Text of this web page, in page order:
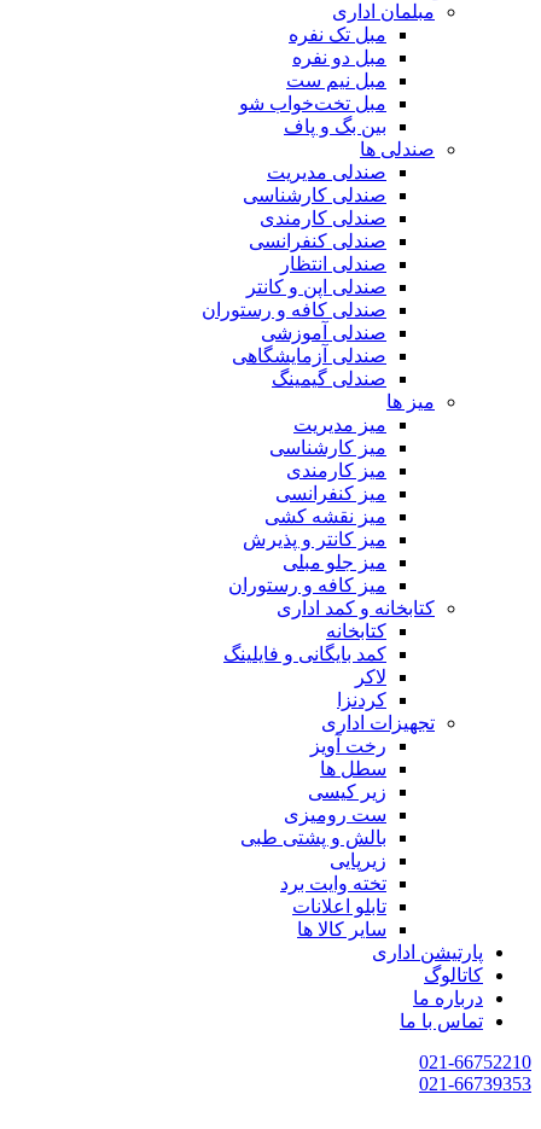
مبلمان اداری
مبل تک نفره
مبل دو نفره
مبل نیم ست
مبل تخت‌خواب شو
بین بگ و پاف
صندلی ها
صندلی مدیریت
صندلی کارشناسی
صندلی کارمندی
صندلی کنفرانسی
صندلی انتظار
صندلی اپن و کانتر
صندلی کافه و رستوران
صندلی آموزشی
صندلی آزمایشگاهی
صندلی گیمینگ
میز ها
میز مدیریت
میز کارشناسی
میز کارمندی
میز کنفرانسی
میز نقشه کشی
میز کانتر و پذیرش
میز جلو مبلی
میز کافه و رستوران
کتابخانه و کمد اداری
کتابخانه
کمد بایگانی و فایلینگ
لاکر
کردنزا
تجهیزات اداری
رخت آویز
سطل ها
زیر کیسی
ست رومیزی
بالش و پشتی طبی
زیرپایی
تخته وایت برد
تابلو اعلانات
سایر کالا ها
پارتیشن اداری
کاتالوگ
درباره ما
تماس با ما
021-66752210
021-66739353